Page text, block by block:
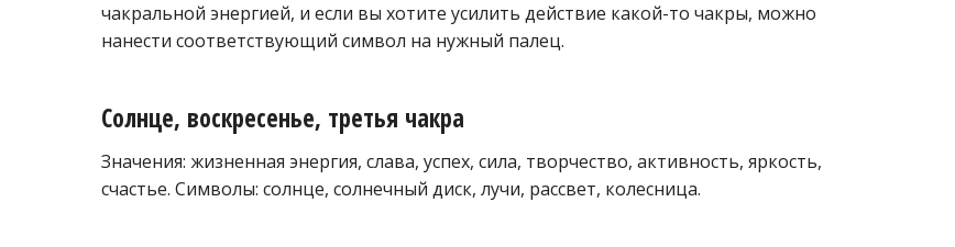
чакральной энергией, и если вы хотите усилить действие какой-то чакры, можно
нанести соответствующий символ на нужный палец.
Солнце, воскресенье, третья чакра
Значения: жизненная энергия, слава, успех, сила, творчество, активность, яркость,
счастье. Символы: солнце, солнечный диск, лучи, рассвет, колесница.